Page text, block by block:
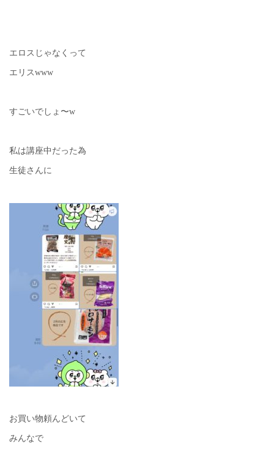
エロスじゃなくって
エリスwww
すごいでしょ〜w
私は講座中だった為
生徒さんに
お買い物頼んどいて
みんなで